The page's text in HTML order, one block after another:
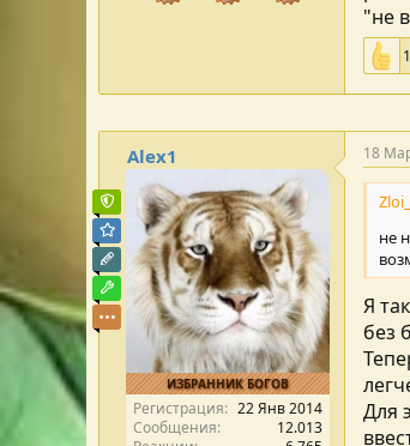
"не
1
Alex1
ИЗБРАННИК БОГОВ
Команда форума
Модератор раздела
Редактор раздела
Модостроитель
Регистрация
22 Янв 2014
Сообщения
12.013
18
не
Я
без
Для